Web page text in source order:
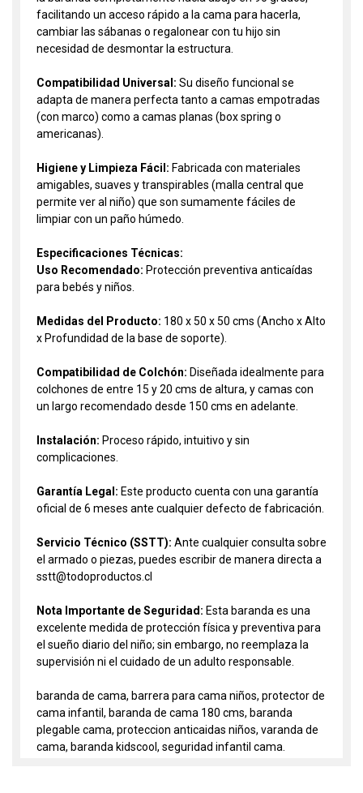
facilitando un acceso rápido a la cama para hacerla,
cambiar las sábanas o regalonear con tu hijo sin
necesidad de desmontar la estructura.
Compatibilidad Universal: Su diseño funcional se
adapta de manera perfecta tanto a camas empotradas
(con marco) como a camas planas (box spring o
americanas).
Higiene y Limpieza Fácil: Fabricada con materiales
amigables, suaves y transpirables (malla central que
permite ver al niño) que son sumamente fáciles de
limpiar con un paño húmedo.
Especificaciones Técnicas:
Uso Recomendado: Protección preventiva anticaídas
para bebés y niños.
Medidas del Producto: 180 x 50 x 50 cms (Ancho x Alto
x Profundidad de la base de soporte).
Compatibilidad de Colchón: Diseñada idealmente para
colchones de entre 15 y 20 cms de altura, y camas con
un largo recomendado desde 150 cms en adelante.
Instalación: Proceso rápido, intuitivo y sin
complicaciones.
Garantía Legal: Este producto cuenta con una garantía
oficial de 6 meses ante cualquier defecto de fabricación.
Servicio Técnico (SSTT): Ante cualquier consulta sobre
el armado o piezas, puedes escribir de manera directa a
sstt@todoproductos.cl
Nota Importante de Seguridad: Esta baranda es una
excelente medida de protección física y preventiva para
el sueño diario del niño; sin embargo, no reemplaza la
supervisión ni el cuidado de un adulto responsable.
baranda de cama, barrera para cama niños, protector de
cama infantil, baranda de cama 180 cms, baranda
plegable cama, proteccion anticaidas niños, varanda de
cama, baranda kidscool, seguridad infantil cama.